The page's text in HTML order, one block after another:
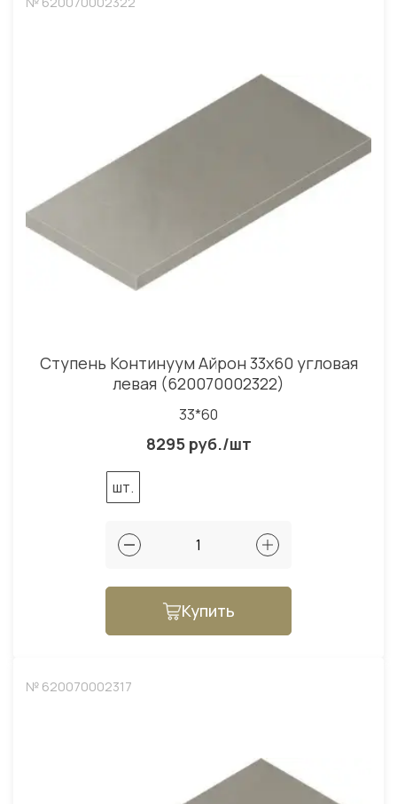
Ступень Континуум Айрон 33x60 угловая
левая (620070002322)
33*60
8295 руб./шт
шт.
Купить
№ 620070002317